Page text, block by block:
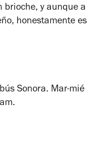
brioche, y aunque a
honestamente es
Sonora. Mar-mié